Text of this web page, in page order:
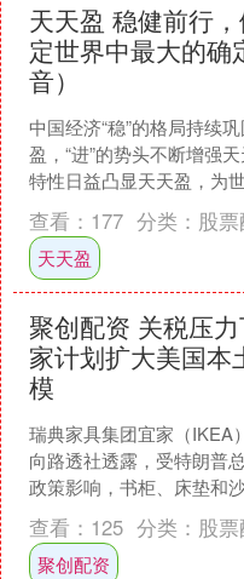
天天盈 稳健前行
定世界中最大的确
音）
中国经济“稳”的格局持续
盈，“进”的势头不断增强天
特性日益凸显天天盈，为
宝贵信心 中央经济工作会
总结分析今年经济工....
查看： 177 分类： 股
天天盈
聚创配资 关税压
家计划扩大美国本
模
瑞典家具集团宜家（IKEA
向路透社透露，受特朗普
政策影响，书柜、床垫和
进口成本大幅上升聚创配
从美国本土工厂采购更....
查看： 125 分类： 股
聚创配资